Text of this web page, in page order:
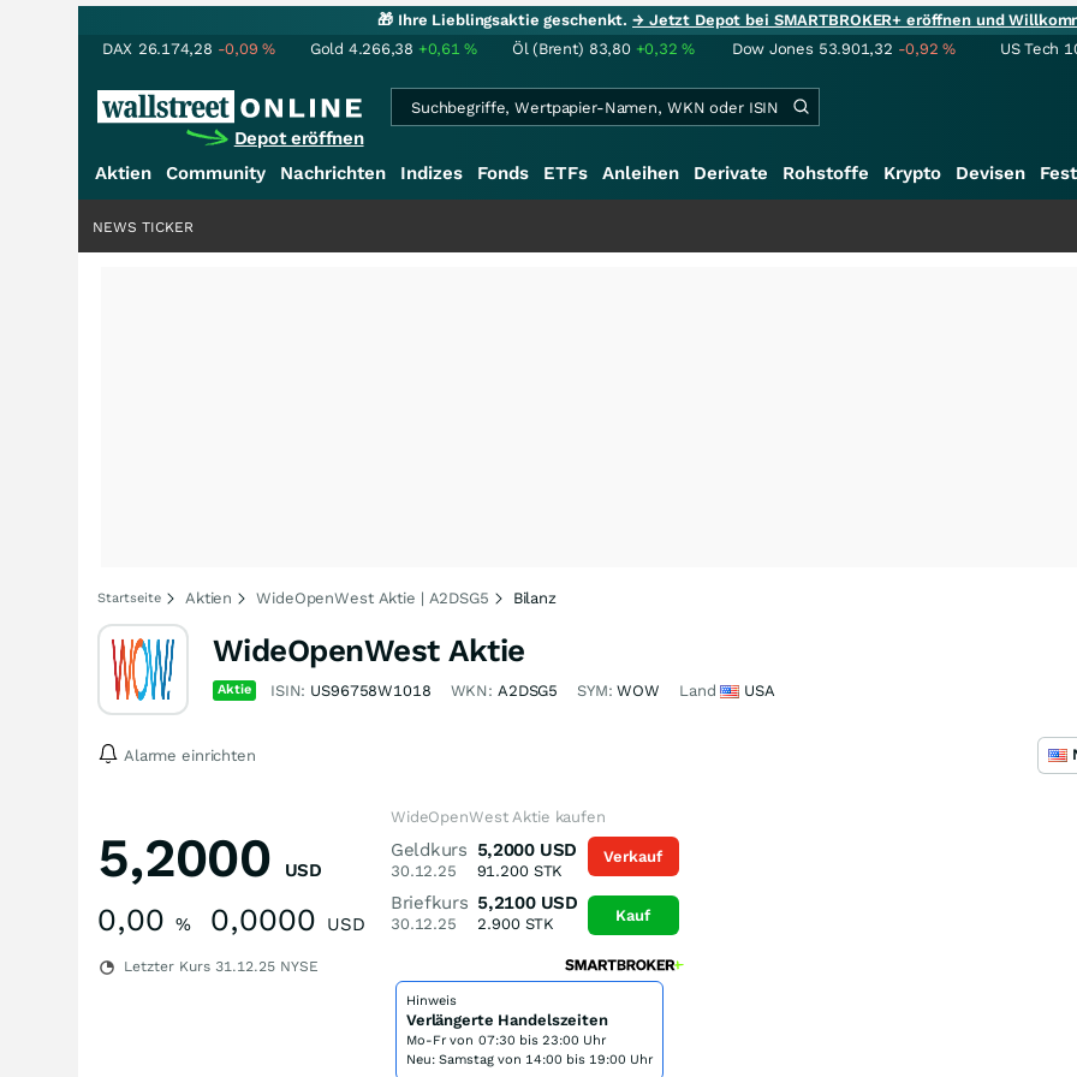
🎁 Ihre Lieblingsaktie geschenkt.→ Jetzt Depot bei SMARTBROKER+ eröffnen und
DAX 26.174,28 -0,09% Gold 4.266,38 +0,61% Öl (Brent) 83,80 +0,32% Dow Jones 53.901,32 -0,92% US Tech
Depot eröffnen
Aktien
Community Nachrichten Indizes Fonds ETFs Anleihen Derivate Rohstoffe Krypto Devisen
NEWS TICKER
Startseite Aktien WideOpenWest Aktie | A2DSG5 Bilanz
WideOpenWest Aktie
Aktie ISIN: US96758W1018 WKN: A2DSG5 SYM:WOW Land USA
Alarme einrichten
5,2000 USD
0,00 % 0,0000 USD
Letzter Kurs 31.12.25 NYSE
WideOpenWest Aktie kaufen
Geldkurs
30.12.25
5,2000 USD
91.200STK
Briefkurs
30.12.25
5,2100 USD
2.900STK
Verkauf
Kauf
Hinweis
Verlängerte Handelszeiten
Mo-Fr von 07:30 bis 23:00 Uhr
Neu: Samstag von 14:00 bis 19:00 Uhr